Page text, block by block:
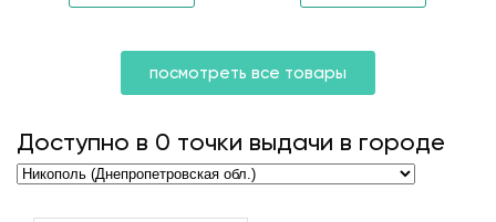
посмотреть все товары
Доступно в 0 точки выдачи в городе